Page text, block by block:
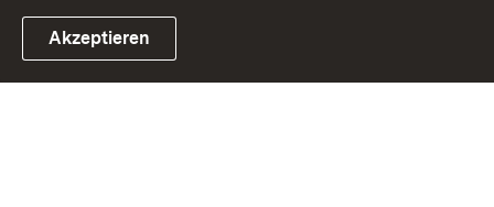
Link zum Landesportal
Akzeptieren